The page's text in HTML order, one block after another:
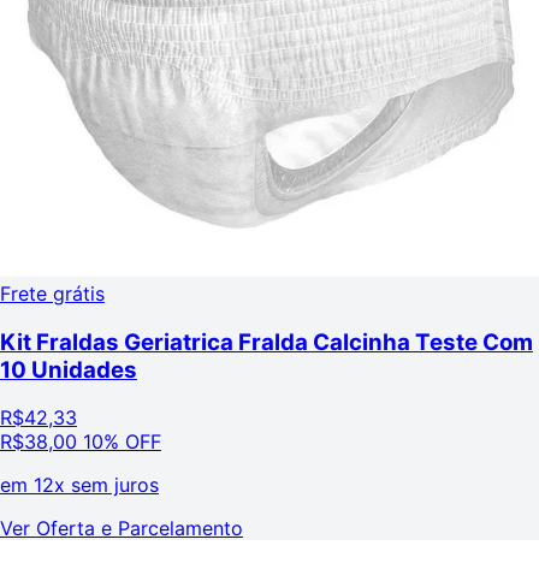
Frete grátis
Kit Fraldas Geriatrica Fralda Calcinha Teste Com
10 Unidades
R$42,33
R$38,00 10% OFF
em 12x sem juros
Ver Oferta e Parcelamento